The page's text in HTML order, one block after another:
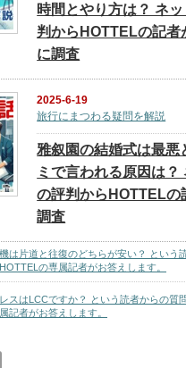
時間とやり方は？ ネ
判からHOTTELの記者
に調査
2025-6-19
旅行にまつわる疑問を解説
雅叙園の結婚式は最悪
ミで言われる原因は？
の評判からHOTTELの
調査
は片道と往復のどちらが安い？ という
の専属記者がお答えします。
スはLCCですか？ という読者からの質
記者がお答えします。